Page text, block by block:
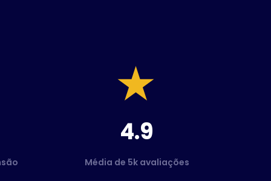
4.9
Média de 5k avaliações